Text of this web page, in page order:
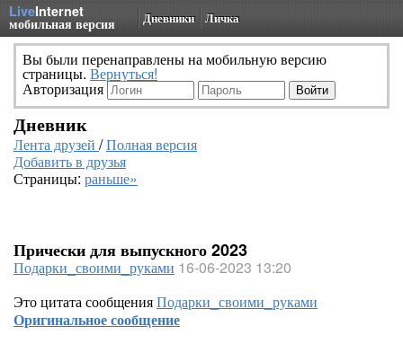
LiveInternet
мобильная версия Дневники Личка
Вы были перенаправлены на мобильную версию
страницы. Вернуться!
Авторизация
Дневник
Лента друзей /Полная версия
Добавить в друзья
Страницы: раньше»
Прически для выпускного 2023
Подарки_своими_руками 16-06-2023 13:20
Это цитата сообщенияПодарки_своими_руками
Оригинальное сообщение